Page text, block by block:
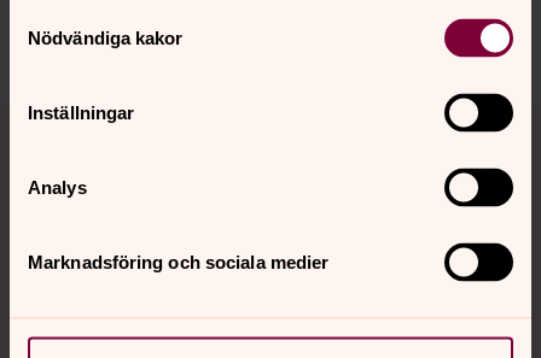
Nödvändiga kakor
Inställningar
Analys
Marknadsföring och sociala medier
Tillbaka till toppen
Tillbaka till innehållet
Kalender